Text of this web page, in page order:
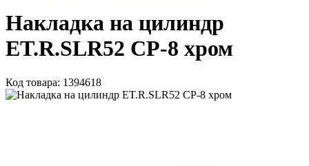
Накладка на цилиндр
ET.R.SLR52 CP-8 хром
Код товара: 1394618